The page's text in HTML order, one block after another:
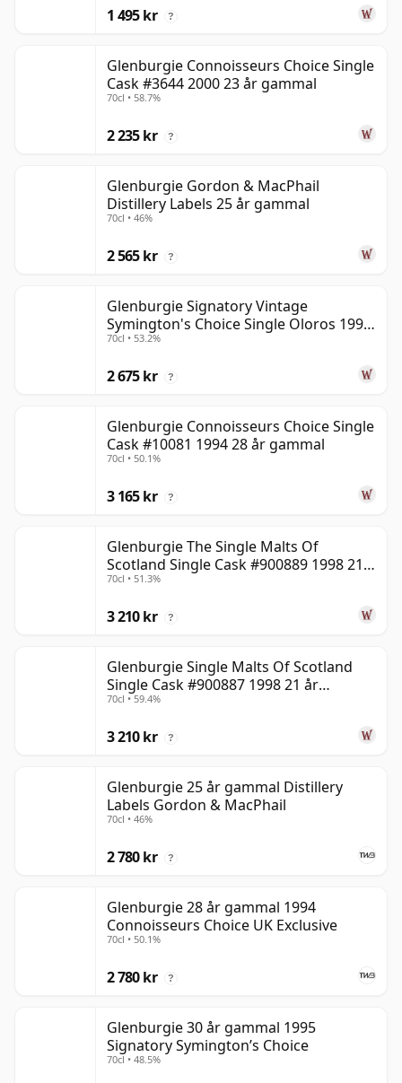
1 495 kr ?
Glenburgie Connoisseurs Choice Single
Cask #3644 2000 23 år gammal
70cl • 58.7%
2 235 kr ?
Glenburgie Gordon & MacPhail
Distillery Labels 25 år gammal
70cl • 46%
2 565 kr ?
Glenburgie Signatory Vintage
Symington's Choice Single Oloros 1995
30 år gammal
70cl • 53.2%
2 675 kr ?
Glenburgie Connoisseurs Choice Single
Cask #10081 1994 28 år gammal
70cl • 50.1%
3 165 kr ?
Glenburgie The Single Malts Of
Scotland Single Cask #900889 1998 21
år gammal
70cl • 51.3%
3 210 kr ?
Glenburgie Single Malts Of Scotland
Single Cask #900887 1998 21 år
gammal
70cl • 59.4%
3 210 kr ?
Glenburgie 25 år gammal Distillery
Labels Gordon & MacPhail
70cl • 46%
2 780 kr ?
Glenburgie 28 år gammal 1994
Connoisseurs Choice UK Exclusive
70cl • 50.1%
2 780 kr ?
Glenburgie 30 år gammal 1995
Signatory Symington’s Choice
70cl • 48.5%